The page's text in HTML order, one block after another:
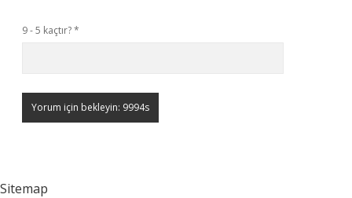
9 - 5 kaçtır?*
Sitemap